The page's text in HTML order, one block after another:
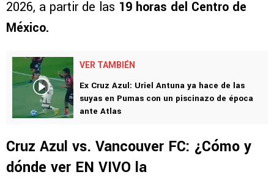
2026, a partir de las 19 horas del Centro de
México.
VER TAMBIÉN
Ex Cruz Azul: Uriel Antuna ya hace de las
suyas en Pumas con un piscinazo de época
ante Atlas
Cruz Azul vs. Vancouver FC: ¿Cómo y
dónde ver EN VIVO la